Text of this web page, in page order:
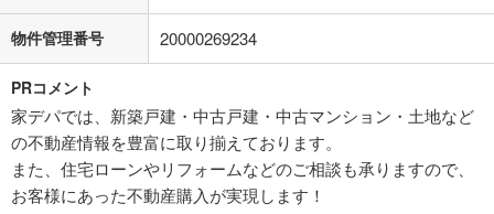
物件管理番号 20000269234
PRコメント
家デパでは、新築戸建・中古戸建・中古マンション・土地など
の不動産情報を豊富に取り揃えております。
また、住宅ローンやリフォームなどのご相談も承りますので、
お客様にあった不動産購入が実現します！